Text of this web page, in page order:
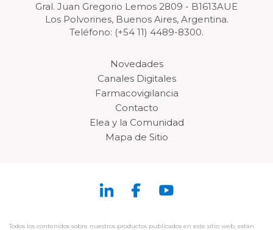
Gral. Juan Gregorio Lemos 2809 - B1613AUE
Los Polvorines, Buenos Aires, Argentina.
Teléfono: (+54 11) 4489-8300.
Novedades
Canales Digitales
Farmacovigilancia
Contacto
Elea y la Comunidad
Mapa de Sitio
Todos los contenidos sobre nuestros productos publicados en este sitio web, están